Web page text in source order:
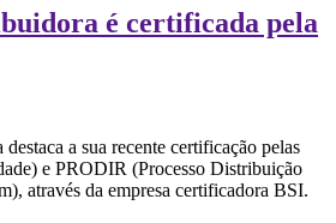
é certificada pela
a sua recente certificação pelas
e PRODIR (Processo Distribuição
através da empresa certificadora BSI.